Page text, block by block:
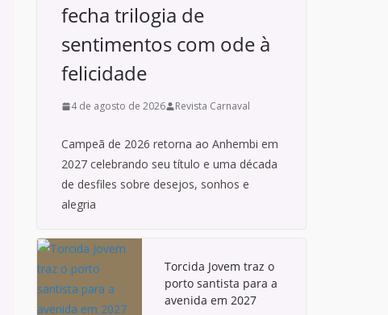
fecha trilogia de
sentimentos com ode à
felicidade
4 de agosto de 2026 Revista Carnaval
Campeã de 2026 retorna ao Anhembi em
2027 celebrando seu título e uma década
de desfiles sobre desejos, sonhos e
alegria
Torcida Jovem traz o
porto santista para a
avenida em 2027